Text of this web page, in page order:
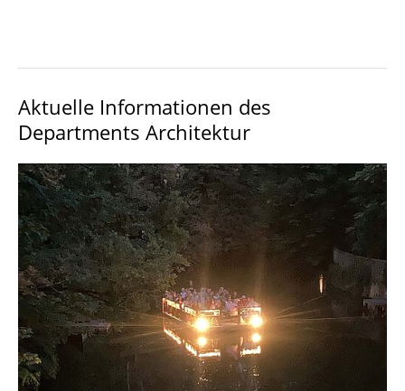
Aktuelle Informationen des
Departments Architektur